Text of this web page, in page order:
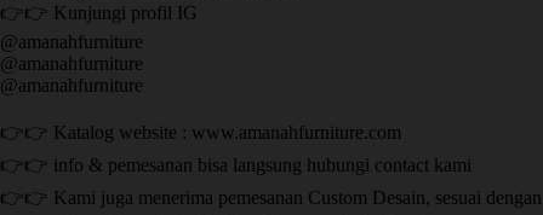
👉👉 Kunjungi profil IG
@amanahfurniture
@amanahfurniture
@amanahfurniture
👉👉 Katalog website : www.amanahfurniture.com
👉👉 info & pemesanan bisa langsung hubungi contact kami
👉👉 Kami juga menerima pemesanan Custom Desain, sesuai dengan